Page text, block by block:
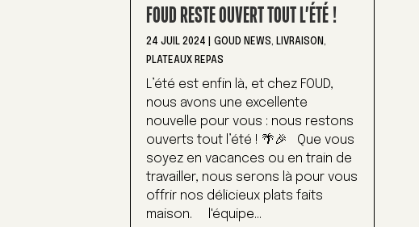
FOUD RESTE OUVERT TOUT L’ÉTÉ !
24 JUIL 2024 |GOUD NEWS, LIVRAISON,
PLATEAUX REPAS
L’été est enfin là, et chez FOUD,
nous avons une excellente
nouvelle pour vous : nous restons
ouverts tout l’été ! 🌴🎉 Que vous
soyez en vacances ou en train de
travailler, nous serons là pour vous
offrir nos délicieux plats faits
maison. l'équipe...